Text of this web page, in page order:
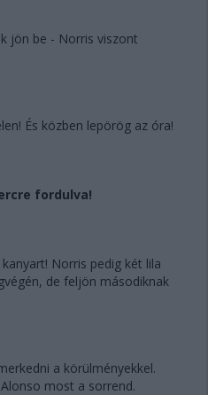
jön be - Norris viszont
És közben lepörög az óra!
fordulva!
Norris pedig két lila
de feljön másodiknak
a körülményekkel.
most a sorrend.